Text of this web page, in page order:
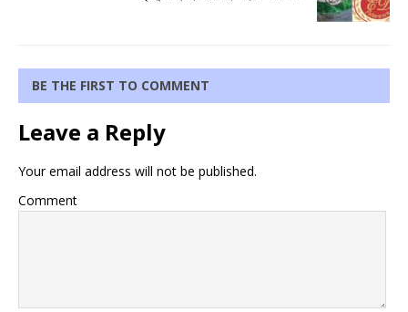
BE THE FIRST TO COMMENT
Leave a Reply
Your email address will not be published.
Comment